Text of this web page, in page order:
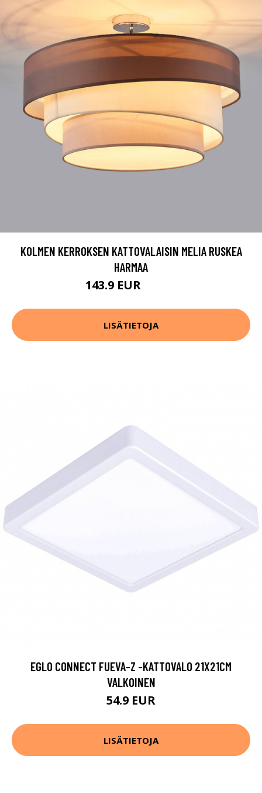
KOLMEN KERROKSEN KATTOVALAISIN MELIA RUSKEA
HARMAA
143.9 EUR
LISÄTIETOJA
EGLO CONNECT FUEVA-Z -KATTOVALO 21X21CM
VALKOINEN
54.9 EUR
LISÄTIETOJA